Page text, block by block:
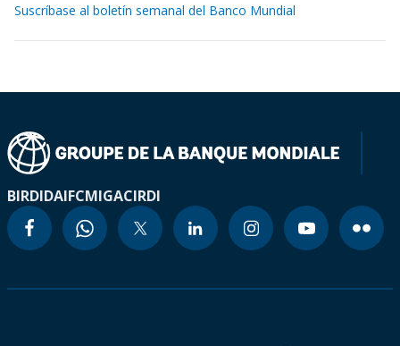
Suscríbase al boletín semanal del Banco Mundial
BIRDIDAIFCMIGACIRDI